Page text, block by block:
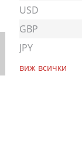
USD
GBP
JPY
виж всички